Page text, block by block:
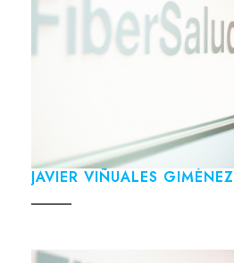
JAVIER VIÑUALES GIMÉNEZ